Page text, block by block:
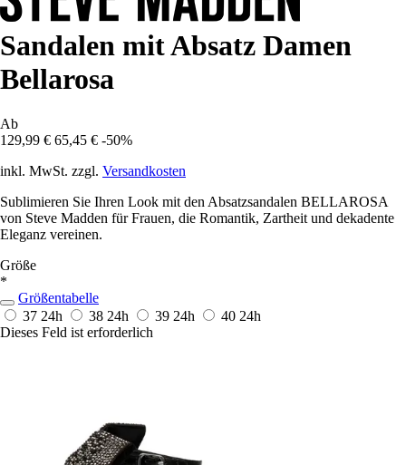
Sandalen mit Absatz Damen
Bellarosa
Ab
129,99 € 65,45 € -50%
inkl. MwSt. zzgl. Versandkosten
Sublimieren Sie Ihren Look mit den Absatzsandalen BELLAROSA
von Steve Madden für Frauen, die Romantik, Zartheit und dekadente
Eleganz vereinen.
Größe
*
Größentabelle
37 24h 38 24h 39 24h 40 24h
Dieses Feld ist erforderlich